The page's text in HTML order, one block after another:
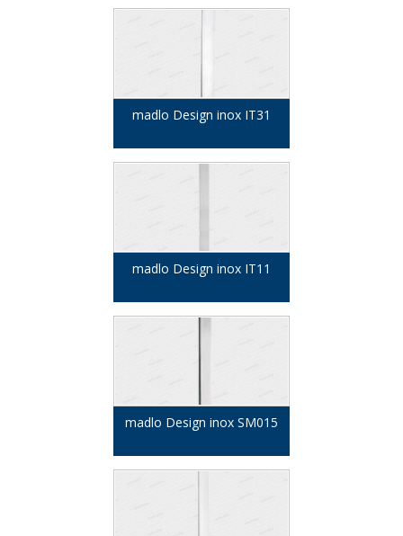
madlo Design inox IT31
madlo Design inox IT11
madlo Design inox SM015